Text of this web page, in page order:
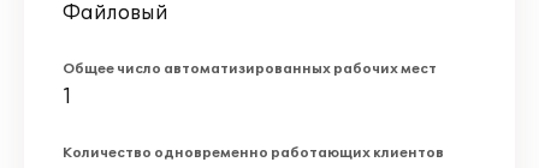
Файловый
Общее число автоматизированных рабочих мест
1
Количество одновременно работающих клиентов